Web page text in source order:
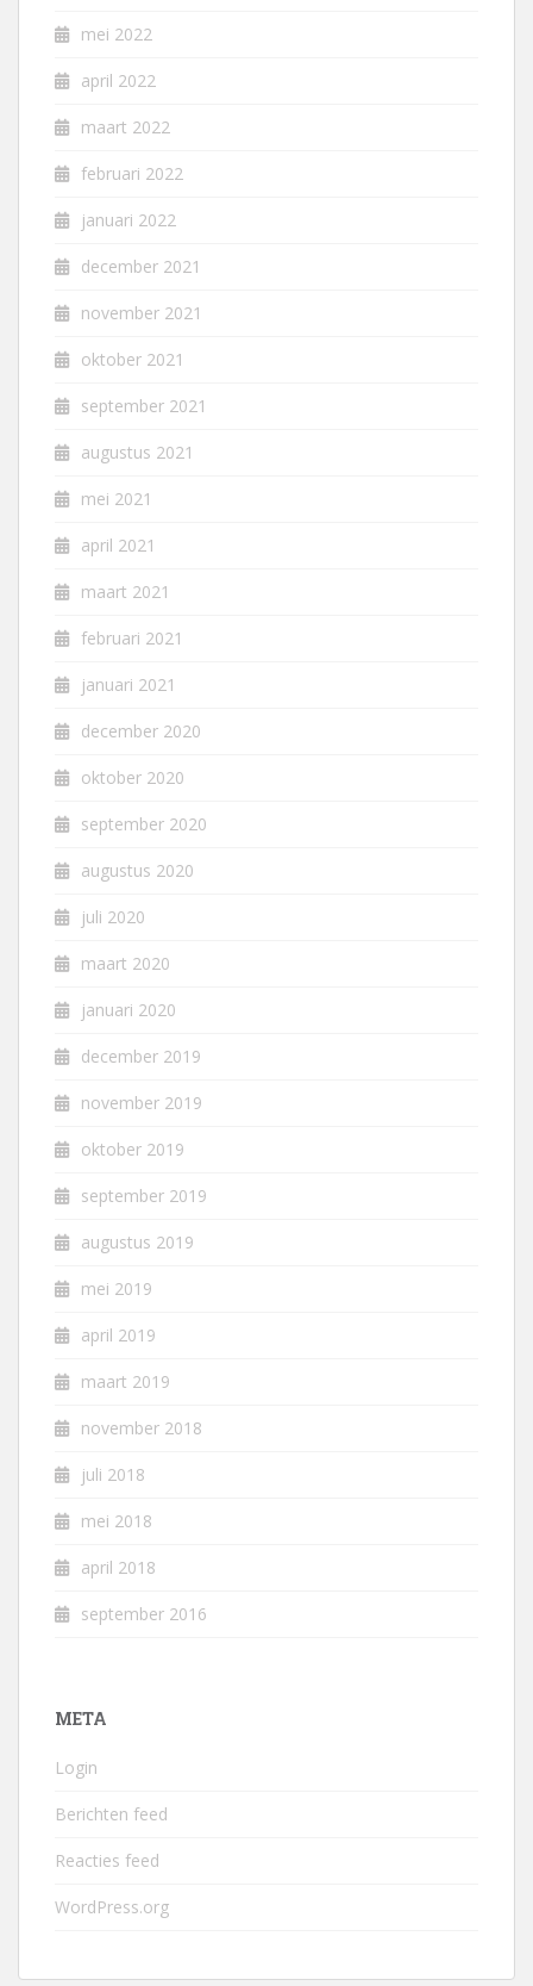
mei 2022
april 2022
maart 2022
februari 2022
januari 2022
december 2021
november 2021
oktober 2021
september 2021
augustus 2021
mei 2021
april 2021
maart 2021
februari 2021
januari 2021
december 2020
oktober 2020
september 2020
augustus 2020
juli 2020
maart 2020
januari 2020
december 2019
november 2019
oktober 2019
september 2019
augustus 2019
mei 2019
april 2019
maart 2019
november 2018
juli 2018
mei 2018
april 2018
september 2016
META
Login
Berichten feed
Reacties feed
WordPress.org